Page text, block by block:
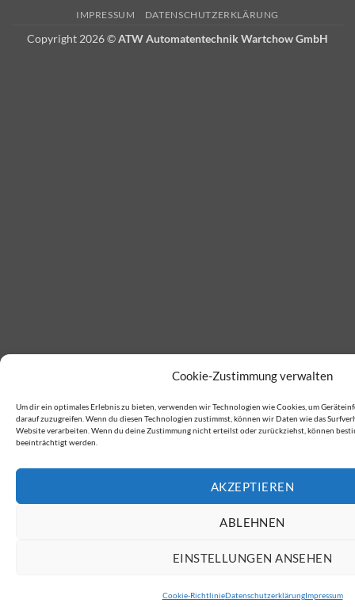
Cookie-Zustimmung verwalten
Um dir ein optimales Erlebnis zu bieten, verwenden wir Technologien wie Cookies, um
darauf zuzugreifen. Wenn du diesen Technologien zustimmst, können wir Daten wie das
Website verarbeiten. Wenn du deine Zustimmung nicht erteilst oder zurückziehst, können
beeinträchtigt werden.
AKZEPTIEREN
ABLEHNEN
EINSTELLUNGEN ANSEHEN
Cookie-RichtlinieDatenschutzerklärungImpressum
IMPRESSUM DATENSCHUTZERKLÄRUNG
Copyright 2026 ©ATW Automatentechnik Wartchow GmbH